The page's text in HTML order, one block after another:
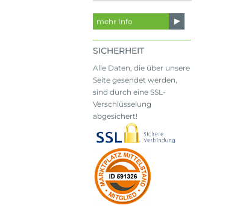
mehr Info
SICHERHEIT
Alle Daten, die über unsere
Seite gesendet werden,
sind durch eine SSL-
Verschlüsselung
abgesichert!